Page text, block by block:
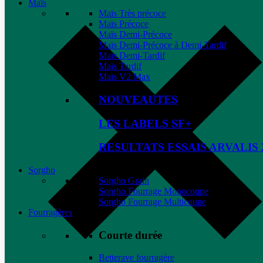
Maïs
Maïs Très précoce
Maïs Précoce
Maïs Demi-Précoce
Maïs Demi-Précoce à Demi-Tardif
Maïs Demi-Tardif
Maïs Tardif
Maïs V2 Max
NOUVEAUTES
LES LABELS SF+
RESULTATS ESSAIS ARVALIS
Sorgho
Sorgho Grain
Sorgho Fourrage Monocoupe
Sorgho Fourrage Multicoupe
Fourragères
Courte durée
Betterave fourragère